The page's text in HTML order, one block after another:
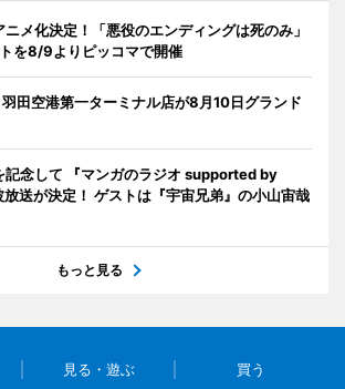
メ化決定！「悪役のエンディングは死のみ」
を8/9よりピッコマで開催
田空港第一ターミナル店が8月10日グランド
記念して 『マンガのラジオ supported by
送が決定！ ゲストは『宇宙兄弟』の小山宙哉
もっと見る
見る・遊ぶ 買う